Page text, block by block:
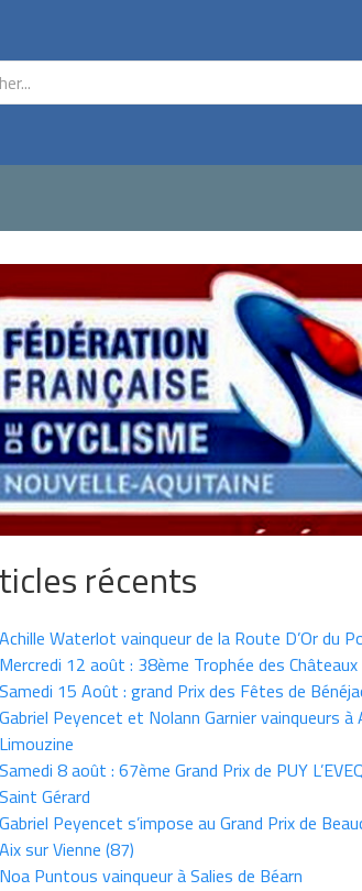
récents
Achille Waterlot vainqueur de la Route D’Or du
Mercredi 12 août : 38ème Trophée des Châteaux
Samedi 15 Août : grand Prix des Fêtes de
Gabriel Peyencet et Nolann Garnier vainqueurs à
Limouzine
Samedi 8 août : 67ème Grand Prix de PUY
Saint Gérard
Gabriel Peyencet s’impose au Grand Prix de
Aix sur Vienne (87)
Noa Puntous vainqueur à Salies de Béarn